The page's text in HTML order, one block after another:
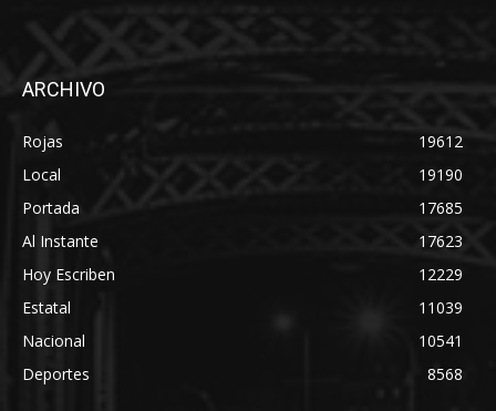
ARCHIVO
Rojas
19612
Local
19190
Portada
17685
Al Instante
17623
Hoy Escriben
12229
Estatal
11039
Nacional
10541
Deportes
8568